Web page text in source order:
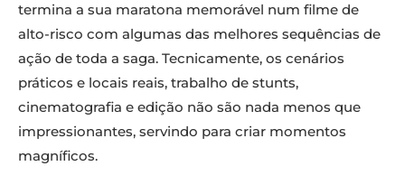
termina a sua maratona memorável num filme de
alto-risco com algumas das melhores sequências de
ação de toda a saga. Tecnicamente, os cenários
práticos e locais reais, trabalho de stunts,
cinematografia e edição não são nada menos que
impressionantes, servindo para criar momentos
magníficos.